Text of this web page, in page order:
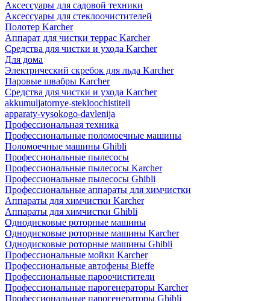
Аксессуары для садовой техники
Аксессуары для стеклоочистителей
Полотер Karcher
Аппарат для чистки террас Karcher
Средства для чистки и ухода Karcher
Для дома
Электрический скребок для льда Karcher
Паровые швабры Karcher
Средства для чистки и ухода Karcher
akkumuljatornye-stekloochistiteli
apparaty-vysokogo-davlenija
Профессиональная техника
Профессиональные поломоечные машины
Поломоечные машины Ghibli
Профессиональные пылесосы
Профессиональные пылесосы Karcher
Профессиональные пылесосы Ghibli
Профессиональные аппараты для химчистки
Аппараты для химчистки Karcher
Аппараты для химчистки Ghibli
Однодисковые роторные машины
Однодисковые роторные машины Karcher
Однодисковые роторные машины Ghibli
Профессиональные мойки Karcher
Профессиональные автофены Bieffe
Профессиональные пароочистители
Профессиональные парогенераторы Karcher
Профессиональные парогенераторы Ghibli